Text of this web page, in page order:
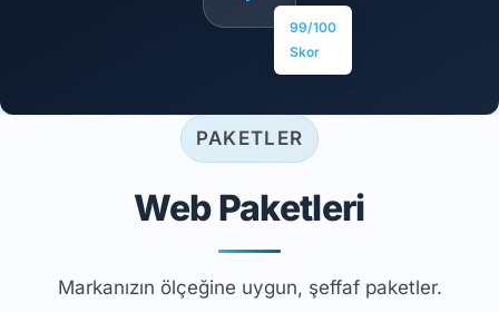
99/100
Skor
PAKETLER
Web Paketleri
Markanızın ölçeğine uygun, şeffaf paketler.